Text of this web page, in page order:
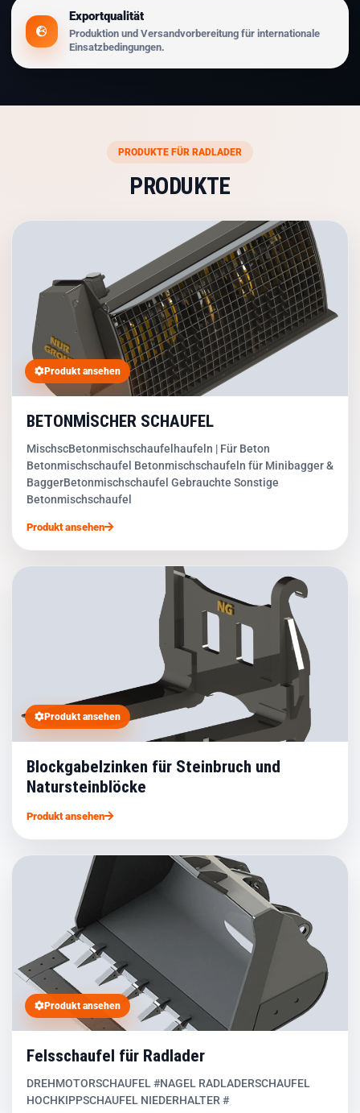
Exportqualität
Produktion und Versandvorbereitung für internationale
Einsatzbedingungen.
PRODUKTE FÜR RADLADER
PRODUKTE
Produkt ansehen
BETONMİSCHER SCHAUFEL
MischscBetonmischschaufelhaufeln | Für Beton
Betonmischschaufel Betonmischschaufeln für Minibagger &
BaggerBetonmischschaufel Gebrauchte Sonstige
Betonmischschaufel
Produkt ansehen
Produkt ansehen
Blockgabelzinken für Steinbruch und
Natursteinblöcke
Produkt ansehen
Produkt ansehen
Felsschaufel für Radlader
DREHMOTORSCHAUFEL #NAGEL RADLADERSCHAUFEL
HOCHKIPPSCHAUFEL NIEDERHALTER #